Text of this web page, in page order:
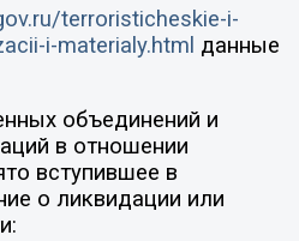
terroristicheskie-i-
i-materialy.html данные
объединений и
в отношении
вступившее в
о ликвидации или